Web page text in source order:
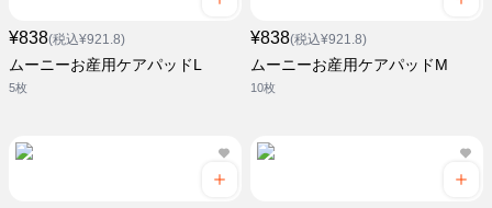
¥838(税込¥921.8)
ムーニーお産用ケアパッドL
5枚
¥838(税込¥921.8)
ムーニーお産用ケアパッドM
10枚